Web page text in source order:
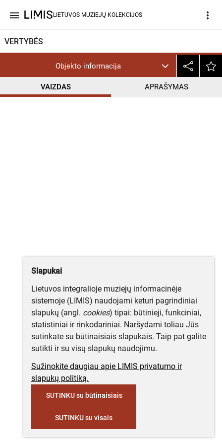
menu LIETUVOS MUZIEJŲ KOLEKCIJOS more_vert
VERTYBĖS
Objekto informacija
VAIZDAS APRAŠYMAS
Slapukai
Lietuvos integralioje muziejų informacinėje
sistemoje (LIMIS) naudojami keturi pagrindiniai
slapukų (angl. cookies) tipai: būtinieji, funkciniai,
statistiniai ir rinkodariniai. Naršydami toliau Jūs
sutinkate su būtinaisiais slapukais. Taip pat galite
sutikti ir su visų slapukų naudojimu.
Sužinokite daugiau apie LIMIS privatumo ir
slapukų politiką.
SUTINKU su būtinaisiais
SUTINKU su visais